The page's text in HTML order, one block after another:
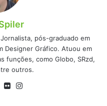
pós-graduado em
Designer Gráfico. Atuou em
funções, como Globo, SRzd,
outros.
Linkedin
Flickr